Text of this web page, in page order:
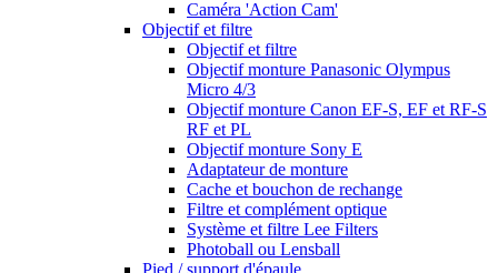
Caméra 'Action Cam'
Objectif et filtre
Objectif et filtre
Objectif monture Panasonic Olympus
Micro 4/3
Objectif monture Canon EF-S, EF et RF-S
RF et PL
Objectif monture Sony E
Adaptateur de monture
Cache et bouchon de rechange
Filtre et complément optique
Système et filtre Lee Filters
Photoball ou Lensball
Pied / support d'épaule